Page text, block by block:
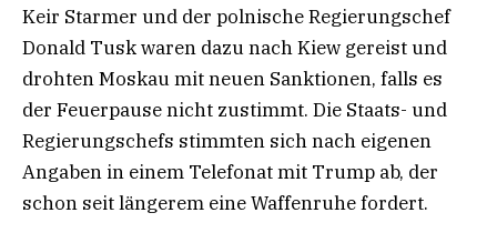
Keir Starmer und der polnische Regierungschef
Donald Tusk waren dazu nach Kiew gereist und
drohten Moskau mit neuen Sanktionen, falls es
der Feuerpause nicht zustimmt. Die Staats- und
Regierungschefs stimmten sich nach eigenen
Angaben in einem Telefonat mit Trump ab, der
schon seit längerem eine Waffenruhe fordert.